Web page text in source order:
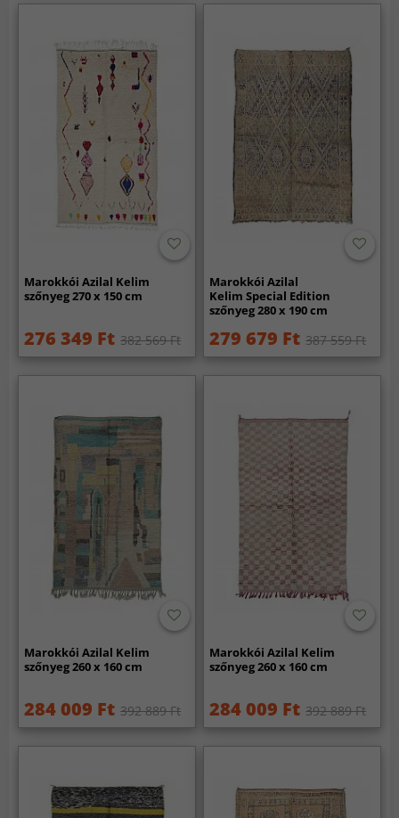
Marokkói Azilal Kelim
szőnyeg 270 x 150 cm
276 349 Ft 382 569 Ft
Marokkói Azilal
Kelim Special Edition
szőnyeg 280 x 190 cm
279 679 Ft 387 559 Ft
Marokkói Azilal Kelim
szőnyeg 260 x 160 cm
284 009 Ft 392 889 Ft
Marokkói Azilal Kelim
szőnyeg 260 x 160 cm
284 009 Ft 392 889 Ft